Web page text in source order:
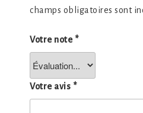
champs obligatoires sont
Votre note *
Votre avis *